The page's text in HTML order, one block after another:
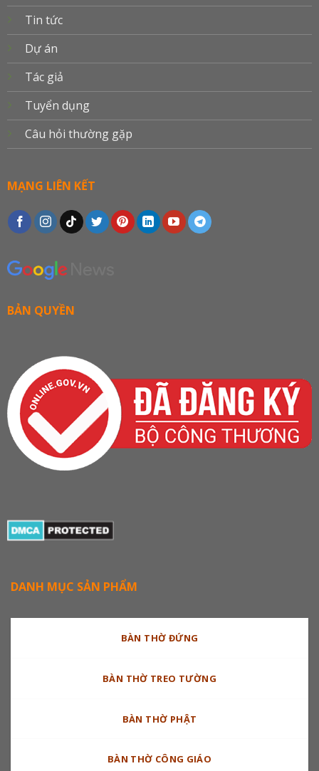
Tin tức
Dự án
Tác giả
Tuyển dụng
Câu hỏi thường gặp
MẠNG LIÊN KẾT
BẢN QUYỀN
DANH MỤC SẢN PHẨM
BÀN THỜ ĐỨNG
BÀN THỜ TREO TƯỜNG
BÀN THỜ PHẬT
BÀN THỜ CÔNG GIÁO